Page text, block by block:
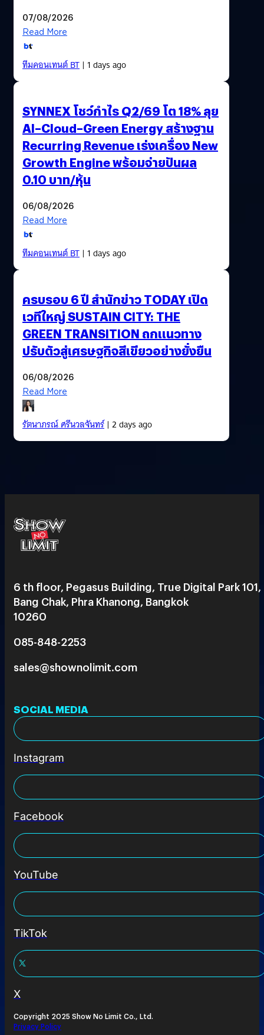
07/08/2026
Read More
ทีมคอนเทนต์ BT| 1 days ago
SYNNEX โชว์กำไร Q2/69 โต 18% ลุย
AI–Cloud–Green Energy สร้างฐาน
Recurring Revenue เร่งเครื่อง New
Growth Engine พร้อมจ่ายปันผล
0.10 บาท/หุ้น
06/08/2026
Read More
ทีมคอนเทนต์ BT| 1 days ago
ครบรอบ 6 ปี สำนักข่าว TODAY เปิด
เวทีใหญ่ SUSTAIN CITY: THE
GREEN TRANSITION ถกแนวทาง
ปรับตัวสู่เศรษฐกิจสีเขียวอย่างยั่งยืน
06/08/2026
Read More
รัตนาภรณ์ ศรีนวลจันทร์| 2 days ago
6 th floor, Pegasus Building, True Digital Park 101,
Bang Chak, Phra Khanong, Bangkok
10260
085-848-2253
sales@shownolimit.com
SOCIAL MEDIA
Instagram
Facebook
YouTube
TikTok
X
Copyright 2025 Show No Limit Co., Ltd.
Privacy Policy